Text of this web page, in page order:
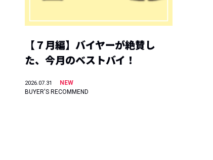
【７月編】バイヤーが絶賛し
た、今月のベストバイ！
2026.07.31
NEW
BUYER'S RECOMMEND